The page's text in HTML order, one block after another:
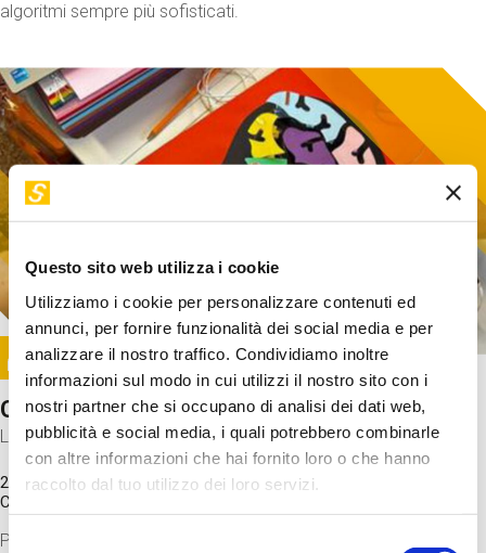
Questo sito web utilizza i cookie
Utilizziamo i cookie per personalizzare contenuti ed
annunci, per fornire funzionalità dei social media e per
analizzare il nostro traffico. Condividiamo inoltre
informazioni sul modo in cui utilizzi il nostro sito con i
nostri partner che si occupano di analisi dei dati web,
pubblicità e social media, i quali potrebbero combinarle
con altre informazioni che hai fornito loro o che hanno
raccolto dal tuo utilizzo dei loro servizi.
Selezione
algoritmi sempre più sofisticati.
Image
SUNDAY@STEP
Come funziona il cervello?
Laboratorio
20 Set 2026 / 11:15 - 13:00
Costo
Proveremo a costruire un cervello in cartoncino cercando di